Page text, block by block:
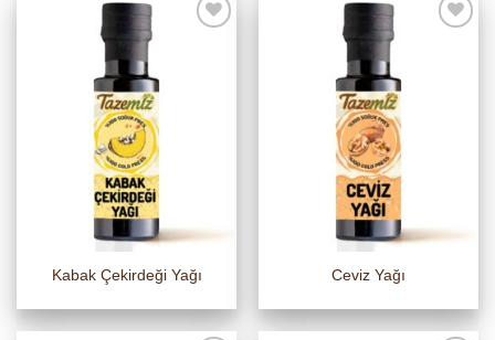
Kabak Çekirdeği Yağı Ceviz Yağı